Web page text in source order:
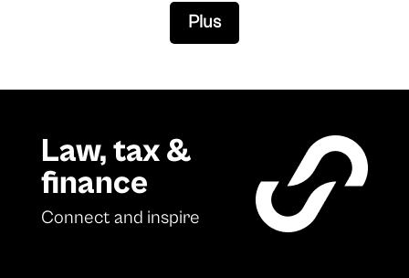
Plus
Law, tax &
finance
Connect and inspire